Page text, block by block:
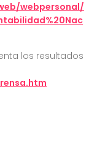
webpersonal/
los resultados